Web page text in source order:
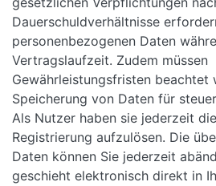
Dauerschuldverhältnisse
personenbezogenen Daten
Vertragslaufzeit. Zudem müssen
Gewährleistungsfristen beachtet
Speicherung von Daten für
Als Nutzer haben sie jederzeit
Registrierung aufzulösen. Die
Daten können Sie jederzeit
geschieht elektronisch direkt in